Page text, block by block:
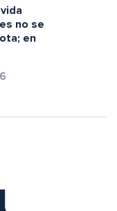
no se
en